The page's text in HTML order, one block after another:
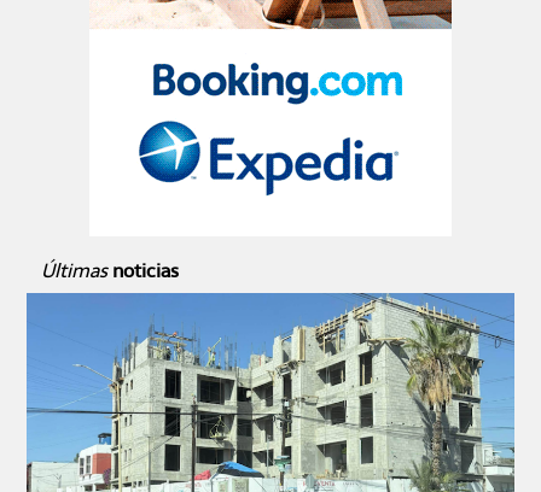
Últimas noticias